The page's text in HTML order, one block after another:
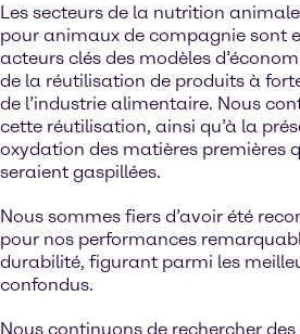
Les secteurs de la nutrition
pour animaux de compagnie sont
acteurs clés des modèles
de la réutilisation de produits à
de l’industrie alimentaire. Nous
cette réutilisation, ainsi qu’à la
oxydation des matières premières
seraient gaspillées.
Nous sommes fiers d’avoir été
pour nos performances
durabilité, figurant parmi les
confondus.
Nous continuons de rechercher